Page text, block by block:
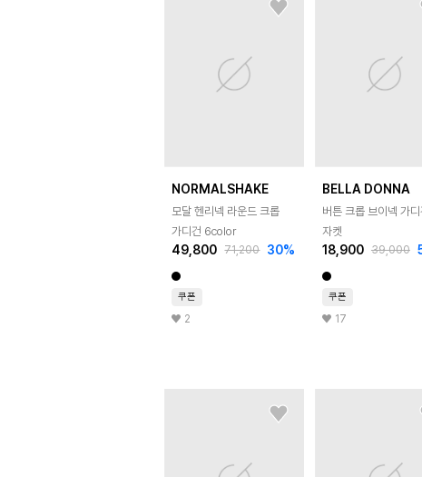
NORMALSHAKE
모달 헨리넥 라운드 크롭
가디건 6color
49,800 71,200 30%
쿠폰
2
BELLA DONNA
버튼 크롭 브이넥 가디
자켓
18,900 39,000
쿠폰
17